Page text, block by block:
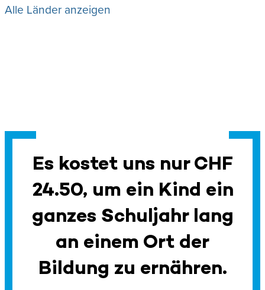
Alle Länder anzeigen
Es kostet uns nur CHF
24.50, um ein Kind ein
ganzes Schuljahr lang
an einem Ort der
Bildung zu ernähren.